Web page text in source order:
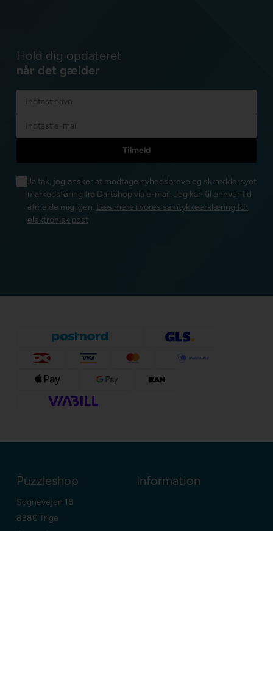
Hold dig opdateret
når det gælder
Ja tak, jeg ønsker at modtage nyhedsbreve og skræddersyet
markedsføring fra Dartshop via e-mail. Jeg kan til enhver tid
afmelde mig igen. Læs mere i vores samtykkeerklæring for
elektronisk post
Puzzleshop
Sognevejen 18
8380 Trige
Danmark
Information